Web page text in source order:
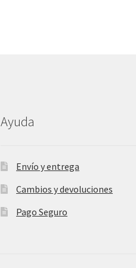
Ayuda
Envío y entrega
Cambios y devoluciones
Pago Seguro